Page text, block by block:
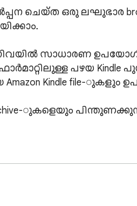
ചെയ്ത ഒരു ലഘുഭാര
എന്നിവയിൽ സാധാരണ
പഴയ
Kindle file-ുകളും
archive-ുകളെയും